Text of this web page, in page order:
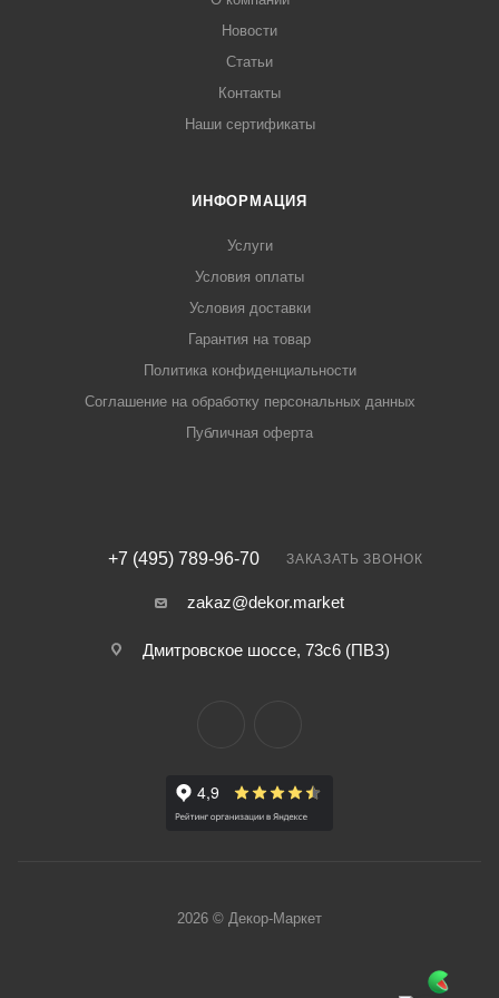
Новости
Статьи
Контакты
Наши сертификаты
ИНФОРМАЦИЯ
Услуги
Условия оплаты
Условия доставки
Гарантия на товар
Политика конфиденциальности
Соглашение на обработку персональных данных
Публичная оферта
+7 (495) 789-96-70 ЗАКАЗАТЬ ЗВОНОК
zakaz@dekor.market
Дмитровское шоссе, 73с6 (ПВЗ)
2026 © Декор-Маркет